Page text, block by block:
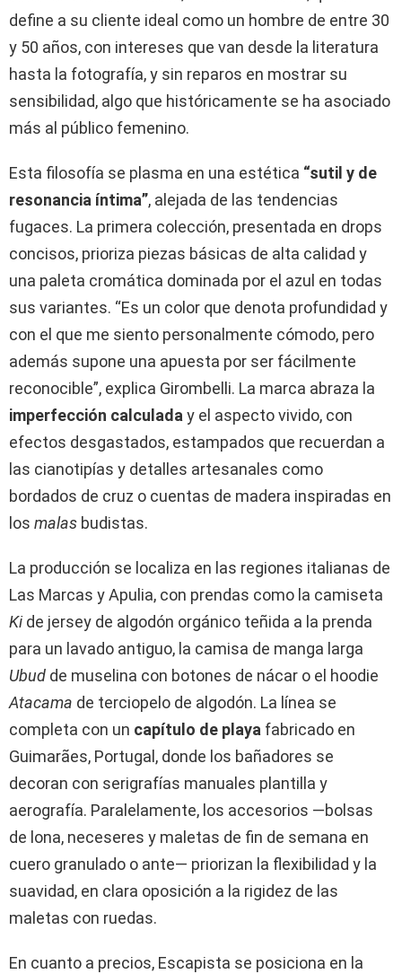
define a su cliente ideal como un hombre de entre 30
y 50 años, con intereses que van desde la literatura
hasta la fotografía, y sin reparos en mostrar su
sensibilidad, algo que históricamente se ha asociado
más al público femenino.
Esta filosofía se plasma en una estética “sutil y de
resonancia íntima”, alejada de las tendencias
fugaces. La primera colección, presentada en drops
concisos, prioriza piezas básicas de alta calidad y
una paleta cromática dominada por el azul en todas
sus variantes. “Es un color que denota profundidad y
con el que me siento personalmente cómodo, pero
además supone una apuesta por ser fácilmente
reconocible”, explica Girombelli. La marca abraza la
imperfección calculada y el aspecto vivido, con
efectos desgastados, estampados que recuerdan a
las cianotipías y detalles artesanales como
bordados de cruz o cuentas de madera inspiradas en
los malas budistas.
La producción se localiza en las regiones italianas de
Las Marcas y Apulia, con prendas como la camiseta
Kide jersey de algodón orgánico teñida a la prenda
para un lavado antiguo, la camisa de manga larga
Ubud de muselina con botones de nácar o el hoodie
Atacama de terciopelo de algodón. La línea se
completa con un capítulo de playa fabricado en
Guimarães, Portugal, donde los bañadores se
decoran con serigrafías manuales plantilla y
aerografía. Paralelamente, los accesorios —bolsas
de lona, neceseres y maletas de fin de semana en
cuero granulado o ante— priorizan la flexibilidad y la
suavidad, en clara oposición a la rigidez de las
maletas con ruedas.
En cuanto a precios, Escapista se posiciona en la